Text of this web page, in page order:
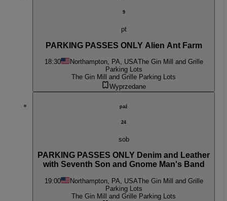
9
pt
PARKING PASSES ONLY Alien Ant Farm
18:30 Northampton, PA, USAThe Gin Mill and Grille
Parking Lots
The Gin Mill and Grille Parking Lots
Wyprzedane
paź
24
sob
PARKING PASSES ONLY Denim and Leather
with Seventh Son and Gnome Man's Band
19:00 Northampton, PA, USAThe Gin Mill and Grille
Parking Lots
The Gin Mill and Grille Parking Lots